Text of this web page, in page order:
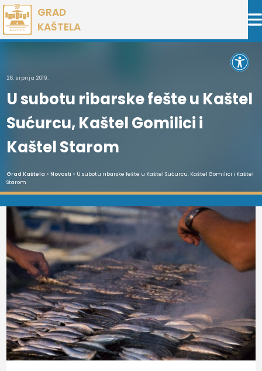
Preskoči
na
sadržaj
GRAD
KAŠTELA
26. srpnja 2019.
U subotu ribarske fešte u Kaštel
Sućurcu, Kaštel Gomilici i
Kaštel Starom
Grad Kaštela > Novosti > U subotu ribarske fešte u Kaštel Sućurcu, Kaštel Gomilici i Kaštel
Starom